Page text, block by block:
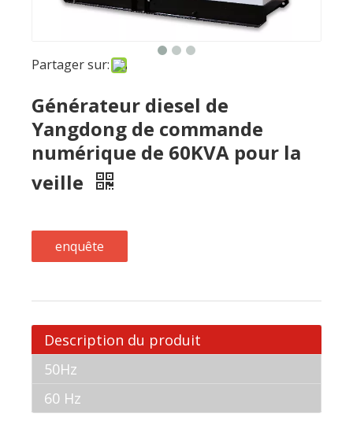
Partager sur:
Générateur diesel de
Yangdong de commande
numérique de 60KVA pour la
veille
enquête
Description du produit
50Hz
60 Hz